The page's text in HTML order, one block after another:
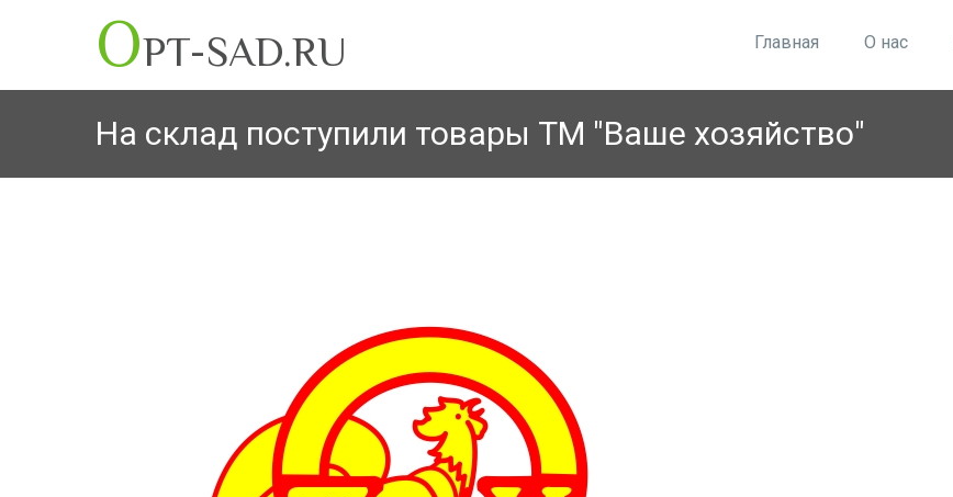
OPT-SAD.RU Главная О нас
На склад поступили товары ТМ "Ваше хозяйство"